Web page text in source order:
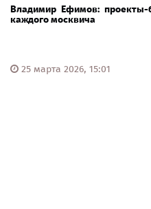
Владимир Ефимов: проекты-
каждого москвича
25 марта 2026, 15:01